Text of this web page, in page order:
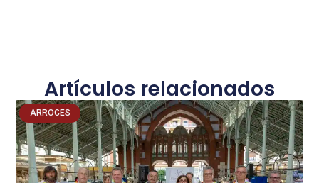
Artículos relacionados
ARROCES